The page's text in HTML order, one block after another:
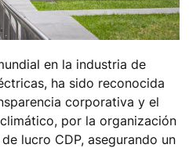
en la industria de
ha sido reconocida
corporativa y el
por la organización
lucro CDP, asegurando un